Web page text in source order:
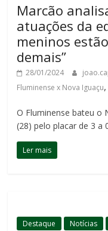
Marcão
atuações da
meninos
demais”
28/01/2024
Fluminense x Nova Iguaçu,
O Fluminense bateu o
(28) pelo placar de 3 a
Ler mais
Destaque Notícias